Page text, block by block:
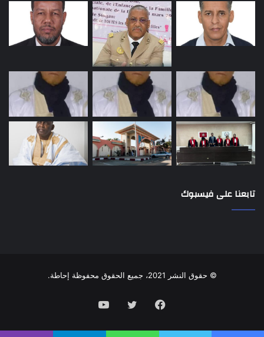
تابعنا على فيسبوك
© حقوق النشر 2021، جميع الحقوق محفوظة إحاطة.
فيسبوك تويتر يوتيوب